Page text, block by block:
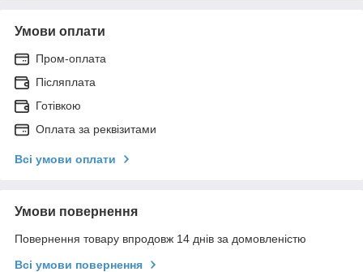
Умови оплати
Пром-оплата
Післяплата
Готівкою
Оплата за реквізитами
Всі умови оплати
Умови повернення
Повернення товару впродовж 14 днів за домовленістю
Всі умови повернення